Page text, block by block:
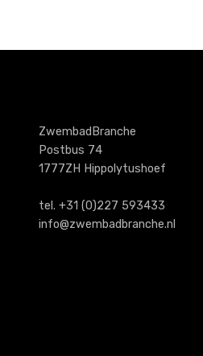
ZwembadBranche
Postbus 74
1777ZH Hippolytushoef
tel. +31 (0)227 593433
info@zwembadbranche.nl